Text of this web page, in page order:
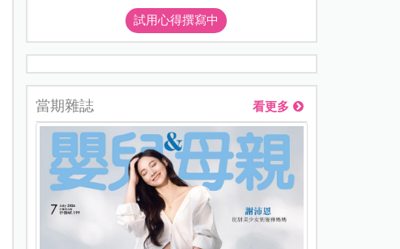
試用心得撰寫中
當期雜誌 看更多